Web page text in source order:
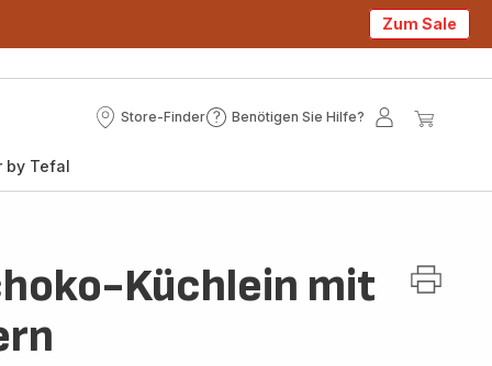
Zum Sale
Store-Finder
Store-
Benötigen Sie Hilfe?
Benötigen
Mein
by Tefal
Küchlein mit